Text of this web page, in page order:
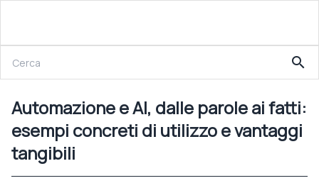
Automazione e AI, dalle parole ai fatti: esempi concreti di utilizzo e vantaggi tangibili
search
Automazione e AI, dalle parole ai fatti:
esempi concreti di utilizzo e vantaggi
tangibili